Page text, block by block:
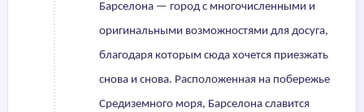
Барселона — город с многочисленными и
оригинальными возможностями для досуга,
благодаря которым сюда хочется приезжать
снова и снова. Расположенная на побережье
Средиземного моря, Барселона славится